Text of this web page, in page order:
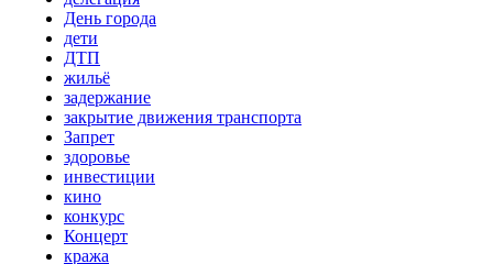
День города
дети
ДТП
жильё
задержание
закрытие движения транспорта
Запрет
здоровье
инвестиции
кино
конкурс
Концерт
кража